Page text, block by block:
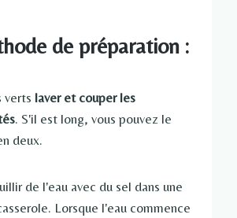
de préparation :
verts laver et couper les
. S'il est long, vous pouvez le
deux.
de l'eau avec du sel dans une
Lorsque l'eau commence